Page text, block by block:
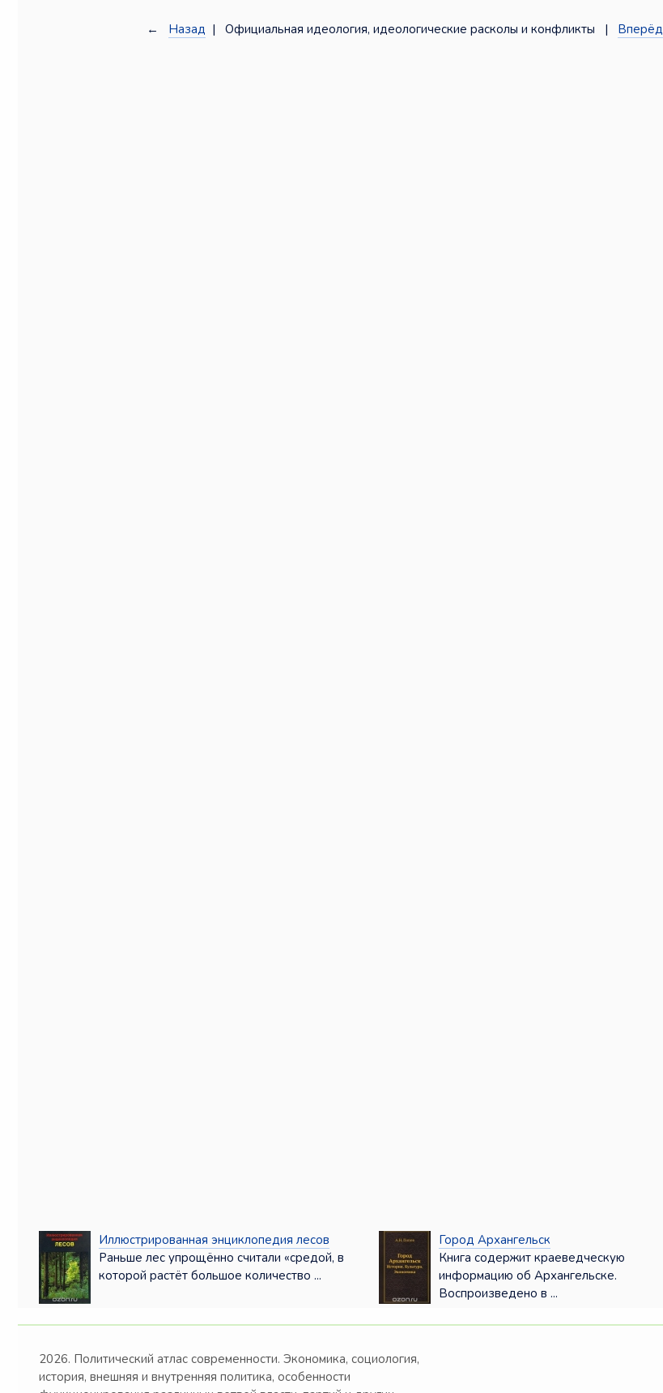
← Назад | Официальная идеология, идеологические расколы и конфликты | Вперёд
Иллюстрированная энциклопедия лесов
Раньше лес упрощённо считали «средой, в
которой растёт большое количество ...
Город Архангельск
Книга содержит краеведческую
информацию об Архангельске.
Воспроизведено в ...
2026. Политический атлас современности. Экономика, социология,
история, внешняя и внутренняя политика, особенности